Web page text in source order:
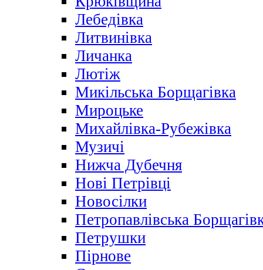
Лебедівка
Литвинівка
Личанка
Лютіж
Микільська Борщагівка
Мироцьке
Михайлівка-Рубежівка
Музичі
Нижча Дубечня
Нові Петрівці
Новосілки
Петропавлівська
Петрушки
Пірнове